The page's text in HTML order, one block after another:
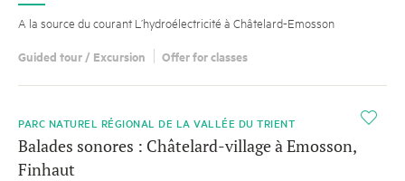
A la source du courant L’hydroélectricité à Châtelard-Emosson
Guided tour / Excursion Offer for classes
i
PARC NATUREL RÉGIONAL DE LA VALLÉE DU TRIENT
Balades sonores : Châtelard-village à Emosson,
Finhaut